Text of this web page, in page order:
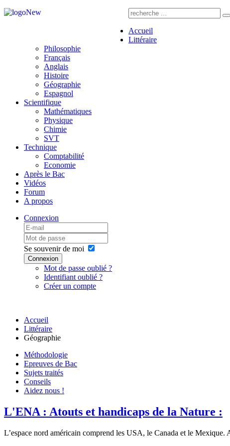
Accueil
Littéraire
Philosophie
Français
Anglais
Histoire
Géographie
Espagnol
Scientifique
Mathématiques
Physique
Chimie
SVT
Technique
Comptabilité
Economie
Après le Bac
Vidéos
Forum
A propos
Connexion
Se souvenir de moi
Connexion
Mot de passe oublié ?
Identifiant oublié ?
Créer un compte
Accueil
Littéraire
Géographie
Méthodologie
Epreuves de Bac
Sujets traités
Conseils
Aidez nous !
L'ENA : Atouts et handicaps de la Nature :
L’espace nord américain comprend les USA, le Canada et le